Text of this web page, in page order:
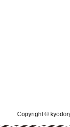
Copyright ©